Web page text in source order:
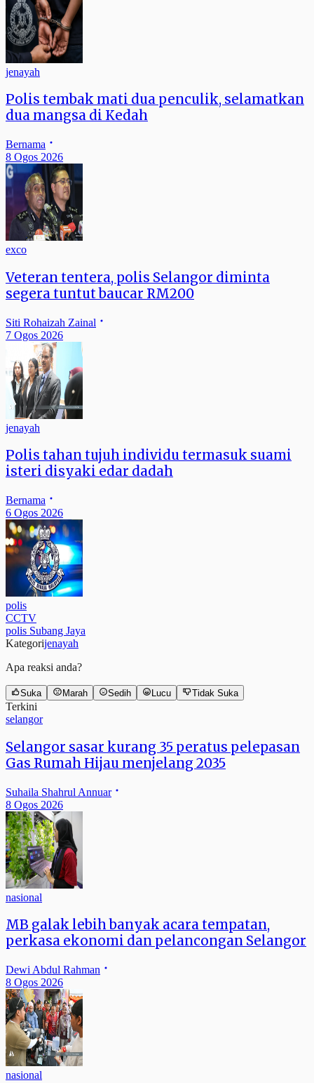
jenayah
Polis tembak mati dua penculik, selamatkan
dua mangsa di Kedah
Bernama
8 Ogos 2026
exco
Veteran tentera, polis Selangor diminta
segera tuntut baucar RM200
Siti Rohaizah Zainal
7 Ogos 2026
jenayah
Polis tahan tujuh individu termasuk suami
isteri disyaki edar dadah
Bernama
6 Ogos 2026
polis
CCTV
polis Subang Jaya
Kategorijenayah
Apa reaksi anda?
Suka Marah Sedih Lucu Tidak Suka
Terkini
selangor
Selangor sasar kurang 35 peratus pelepasan
Gas Rumah Hijau menjelang 2035
Suhaila Shahrul Annuar
8 Ogos 2026
nasional
MB galak lebih banyak acara tempatan,
perkasa ekonomi dan pelancongan Selangor
Dewi Abdul Rahman
8 Ogos 2026
nasional